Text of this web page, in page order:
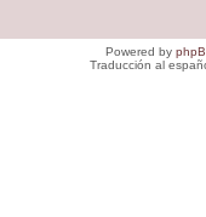
Powered by
Traducción al